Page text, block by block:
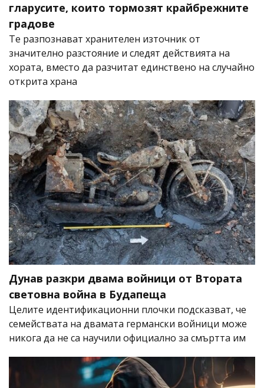
гларусите, които тормозят крайбрежните
градове
Те разпознават хранителен източник от
значително разстояние и следят действията на
хората, вместо да разчитат единствено на случайно
открита храна
Дунав разкри двама войници от Втората
световна война в Будапеща
Целите идентификационни плочки подсказват, че
семействата на двамата германски войници може
никога да не са научили официално за смъртта им